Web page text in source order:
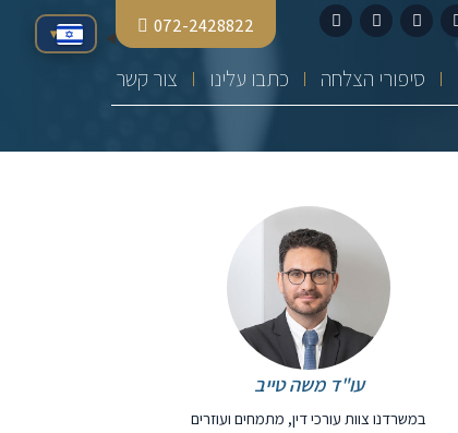
072-2428822
סיפורי הצלחה כתבו עלינו צור קשר
עו"ד משה טייב
במשרדנו צוות עורכי דין, מתמחים ועוזרים
▾